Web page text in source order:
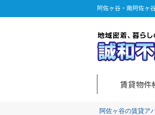
阿佐ヶ谷・南阿佐ヶ
賃貸物件
阿佐ヶ谷の賃貸ア